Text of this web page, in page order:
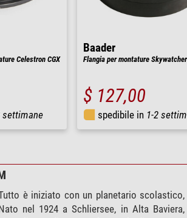
Celestron CGX
settimane
Baader
Flangia per montature
$ 127,00
spedibile in 1-2
è iniziato con un planetario
nel 1924 a Schliersee, in Alta